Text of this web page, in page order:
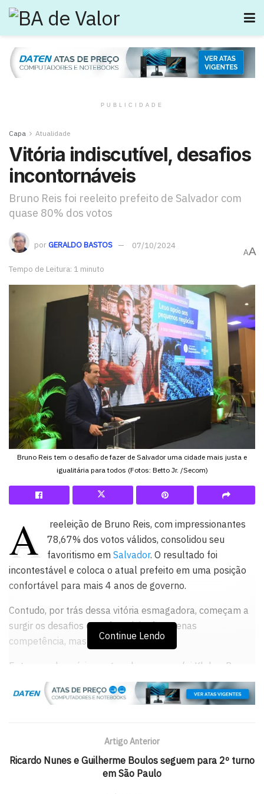
PUBLICIDADE
Capa Atualidade
Vitória indiscutível, desafios
incontornáveis
Bruno Reis foi reeleito prefeito de Salvador com
quase 80% dos votos
porGERALDO BASTOS 07/10/2024
Tempo de Leitura: 1 minuto
AA
Bruno Reis tem o desafio de fazer de Salvador uma cidade mais justa e
igualitária para todos (Fotos: Betto Jr. /Secom)
A
reeleição de Bruno Reis, com impressionantes
78,67% dos votos válidos, consolidou seu
favoritismo emSalvador. O resultado foi
incontestável e coloca o atual prefeito em uma posição
confortável para mais 4 anos de governo.
Contudo, por trás dessa vitória esmagadora, começam a
surgir os desafios que vão exigir não apenas
competência, mas também inovação.
Entre os adversários, a grande surpresa foi Kleber Rosa,
do PSOL, que conseguiu atrair uma parte do eleitorado da
oposição, e ficou em 2º lugar.
Jerônimo Rodrigues, saiu como o grande derrotado, num
estadual e a realidade local.
Continue Lendo
Artigo Anterior
Ricardo Nunes e Guilherme Boulos seguem para 2º turno
em São Paulo